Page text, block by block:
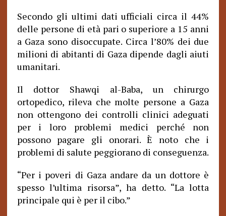
Secondo gli ultimi dati ufficiali circa il 44%
delle persone di età pari o superiore a 15 anni
a Gaza sono disoccupate. Circa l’80% dei due
milioni di abitanti di Gaza dipende dagli aiuti
umanitari.
Il dottor Shawqi al-Baba, un chirurgo
ortopedico, rileva che molte persone a Gaza
non ottengono dei controlli clinici adeguati
per i loro problemi medici perché non
possono pagare gli onorari. È noto che i
problemi di salute peggiorano di conseguenza.
“Per i poveri di Gaza andare da un dottore è
spesso l’ultima risorsa”, ha detto. “La lotta
principale qui è per il cibo.”